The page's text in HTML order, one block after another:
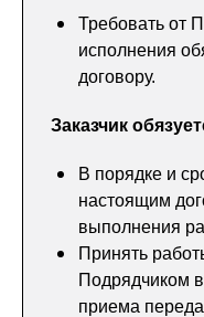
Требовать от
исполнения
договору.
Заказчик
В порядке и
настоящим
выполнения
Принять
Подрядчиком
приема